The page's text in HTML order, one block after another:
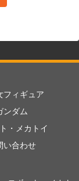
フィギュア
ンダム
・メカトイ
い合わせ